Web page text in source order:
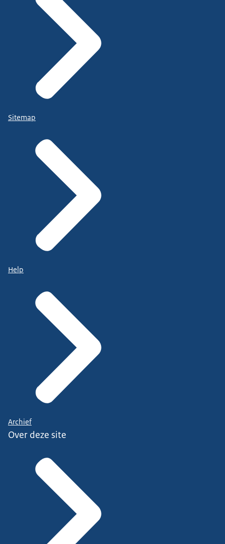
Sitemap
Help
Archief
Over deze site